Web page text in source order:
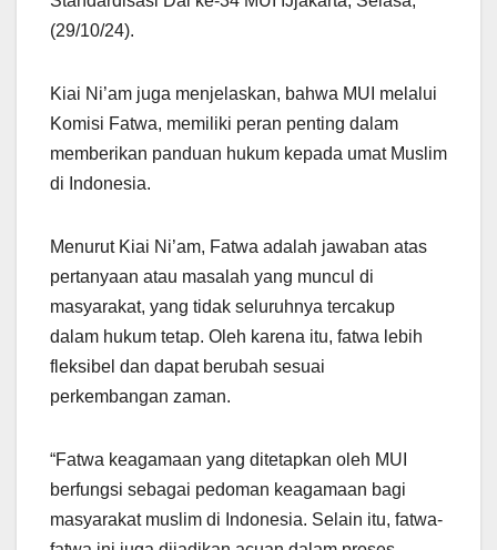
(29/10/24).
Kiai Ni’am juga menjelaskan, bahwa MUI melalui
Komisi Fatwa, memiliki peran penting dalam
memberikan panduan hukum kepada umat Muslim
di Indonesia.
Menurut Kiai Ni’am, Fatwa adalah jawaban atas
pertanyaan atau masalah yang muncul di
masyarakat, yang tidak seluruhnya tercakup
dalam hukum tetap. Oleh karena itu, fatwa lebih
fleksibel dan dapat berubah sesuai
perkembangan zaman.
“Fatwa keagamaan yang ditetapkan oleh MUI
berfungsi sebagai pedoman keagamaan bagi
masyarakat muslim di Indonesia. Selain itu, fatwa-